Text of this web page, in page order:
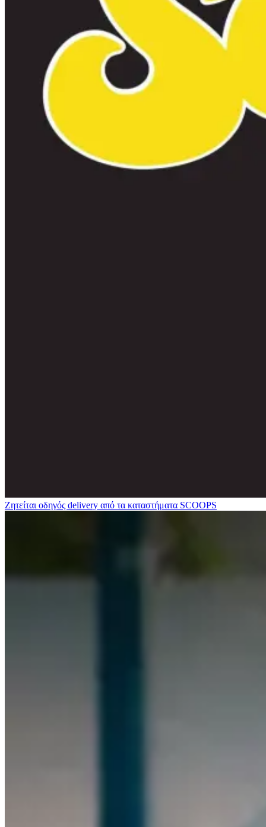
Ζητείται οδηγός delivery από τα καταστήματα SCOOPS